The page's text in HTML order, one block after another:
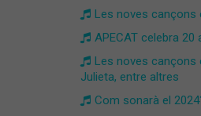
Les noves cançons
APECAT celebra
Les noves cançons
Julieta, entre altres
Com sonarà el